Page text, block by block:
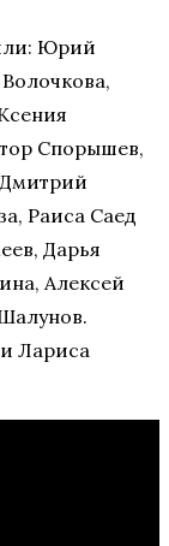
Юрий
Спорышев,
Раиса Саед
Дарья
Алексей
Лариса